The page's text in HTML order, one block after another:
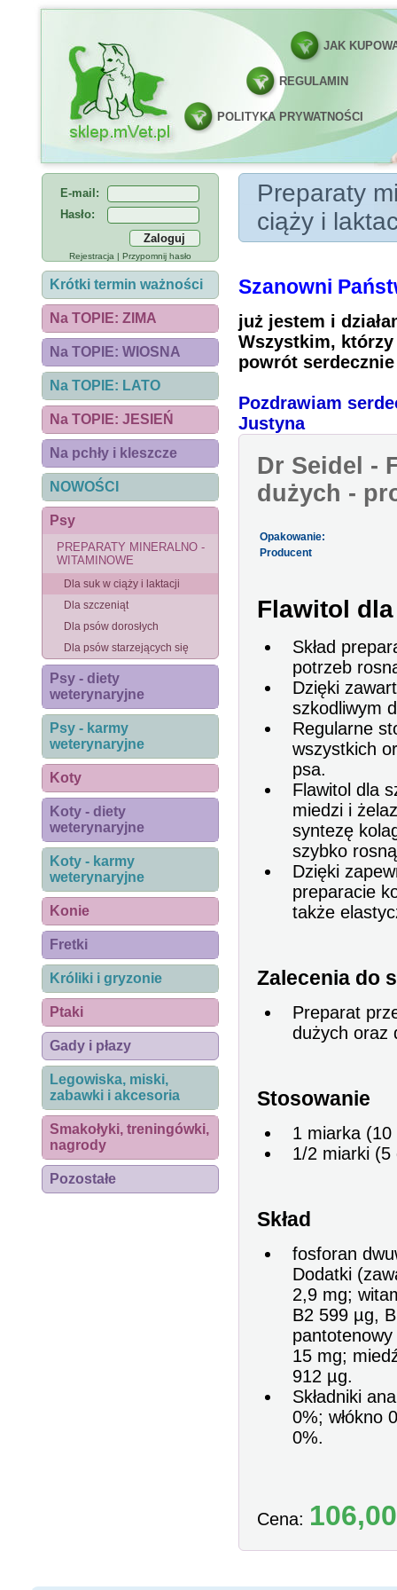
JAK
REGULAMIN
POLITYKA PRYWATNOŚCI
E-mail:
Hasło:
Rejestracja | Przypomnij hasło
Krótki termin ważności
Na TOPIE: ZIMA
Na TOPIE: WIOSNA
Na TOPIE: LATO
Na TOPIE: JESIEŃ
Na pchły i kleszcze
NOWOŚCI
Psy
PREPARATY MINERALNO -
WITAMINOWE
Dla suk w ciąży i laktacji
Dla szczeniąt
Dla psów dorosłych
Dla psów starzejących się
Psy - diety
weterynaryjne
Psy - karmy
weterynaryjne
Koty
Koty - diety
weterynaryjne
Koty - karmy
weterynaryjne
Konie
Fretki
Króliki i gryzonie
Ptaki
Gady i płazy
Legowiska, miski,
zabawki i akcesoria
Smakołyki, treningówki,
nagrody
Pozostałe
Preparaty
Preparaty
ciąży i
Szanowni
już jestem i
Wszystkim,
powrót
Pozdrawiam
Justyna
Dr Seidel -
dużych -
Opakowanie:
Producent
Flawitol
Skład
potrzeb
Dzięki
szkodliwym
Regularne
wszystkich
psa.
Flawitol dla
miedzi i
syntezę
szybko
Dzięki
preparacie
także
Zalecenia do
Preparat
dużych oraz
Stosowanie
1 miarka (10
1/2 miarki (5
Skład
fosforan
Dodatki
2,9 mg;
B2 599 µg,
15 mg;
912 µg.
Składniki
0%; włókno
0%.
Cena: